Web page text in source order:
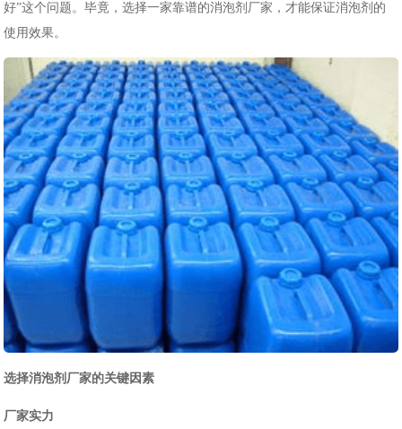
好”这个问题。毕竟，选择一家靠谱的消泡剂厂家 ，才能保证消泡剂的
使用效果。
选择消泡剂厂家的关键因素
厂家实力